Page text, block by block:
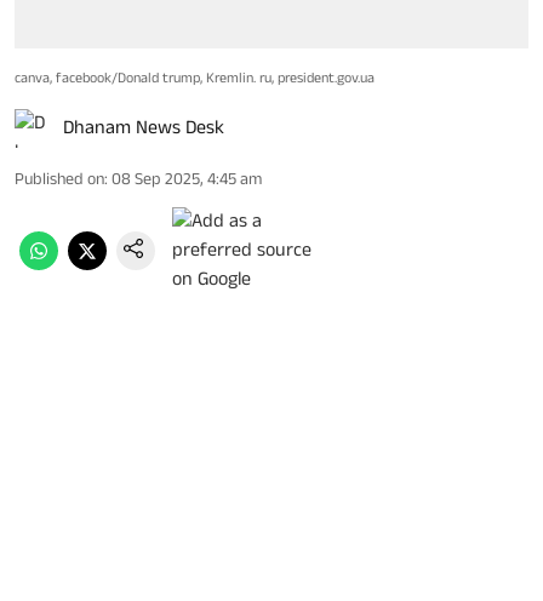
canva, facebook/Donald trump, Kremlin. ru, president.gov.ua
Dhanam News Desk
Published on: 08 Sep 2025, 4:45 am